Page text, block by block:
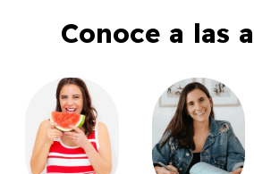
Conoce a las